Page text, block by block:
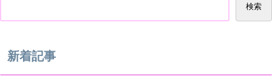
検索
新着記事